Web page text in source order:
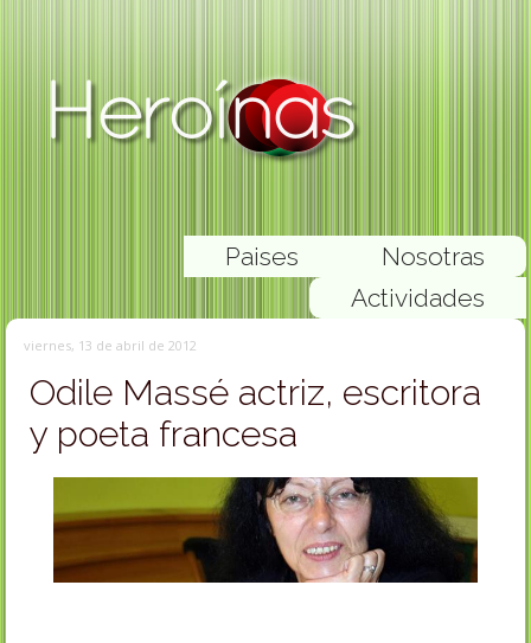
Nosotras
Paises
Actividades
viernes, 13 de abril de 2012
Odile Massé actriz, escritora
y poeta francesa